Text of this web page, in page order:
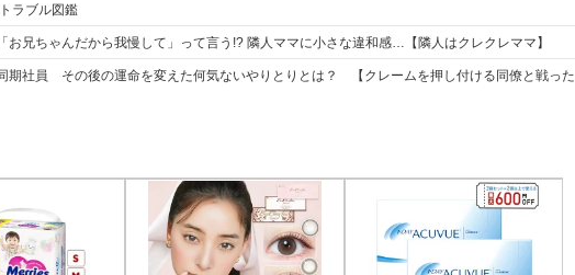
ラブル図鑑
お兄ちゃんだから我慢して」って言う!? 隣人ママに小さな違和感…【隣人はクレクレママ】
期社員 その後の運命を変えた何気ないやりとりとは？ 【クレームを押し付ける同僚と戦った